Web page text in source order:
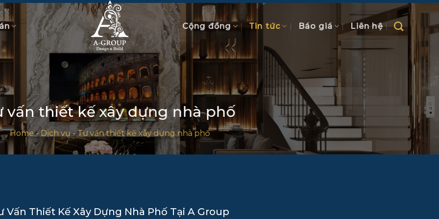
Cộng đồng Tin tức Báo giá Liên hệ
vấn thiết kế xây dựng nhà phố
Home-Dịch vụ-Tư vấn thiết kế xây dựng nhà phố
Vấn Thiết Kế Xây Dựng Nhà Phố Tại A Group